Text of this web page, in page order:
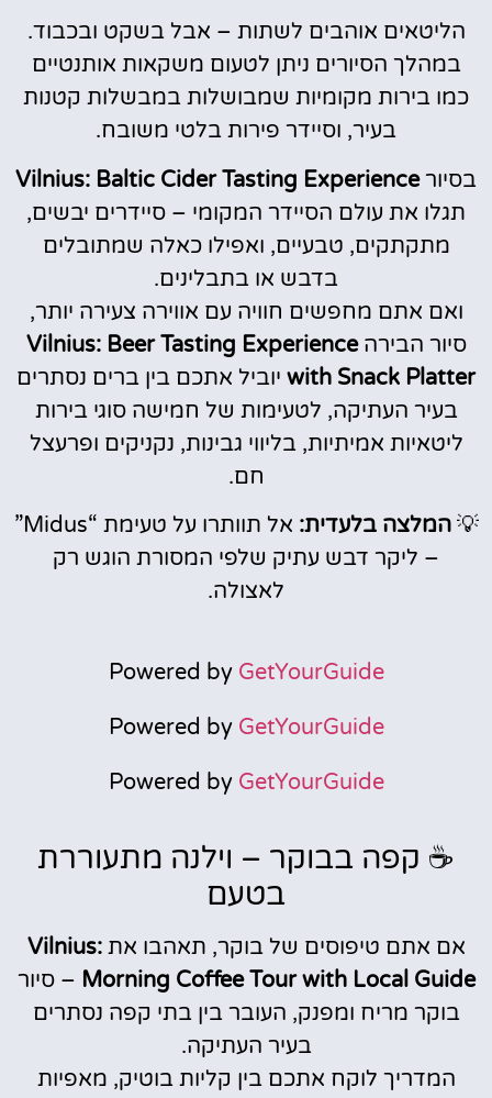
הליטאים אוהבים לשתות – אבל בשקט ובכבוד.
במהלך הסיורים ניתן לטעום משקאות אותנטיים
כמו בירות מקומיות שמבושלות במבשלות קטנות
בעיר, וסיידר פירות בלטי משובח.
בסיורVilnius: Baltic Cider Tasting Experience
תגלו את עולם הסיידר המקומי – סיידרים יבשים,
מתקתקים, טבעיים, ואפילו כאלה שמתובלים
בדבש או בתבלינים.
ואם אתם מחפשים חוויה עם אווירה צעירה יותר,
סיור הבירהVilnius: Beer Tasting Experience
with Snack Platter יוביל אתכם בין ברים נסתרים
בעיר העתיקה, לטעימות של חמישה סוגי בירות
ליטאיות אמיתיות, בליווי גבינות, נקניקים ופרעצל
חם.
💡המלצה בלעדית:
אל תוותרו על טעימת “Midus”
– ליקר דבש עתיק שלפי המסורת הוגש רק
לאצולה.
Powered by GetYourGuide
Powered by GetYourGuide
Powered by GetYourGuide
☕ קפה בבוקר – וילנה מתעוררת
בטעם
אם אתם טיפוסים של בוקר, תאהבו אתVilnius:
Morning Coffee Tour with Local Guide – סיור
בוקר מריח ומפנק, העובר בין בתי קפה נסתרים
בעיר העתיקה.
המדריך לוקח אתכם בין קליות בוטיק, מאפיות